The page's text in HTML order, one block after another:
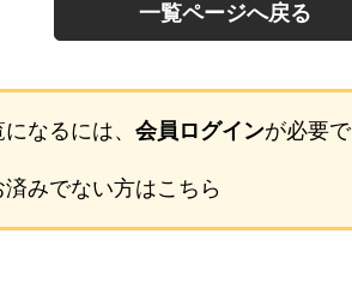
一覧ページへ戻る
なるには、 会員ログインが必要で
済みでない方はこちら